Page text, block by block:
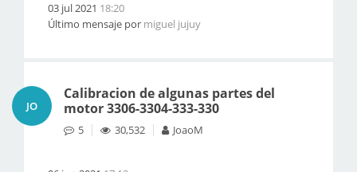
03 jul 2021 18:20
Último mensaje por miguel jujuy
JO
Calibracion de algunas partes del
motor 3306-3304-333-330
5 30,532 JoaoM